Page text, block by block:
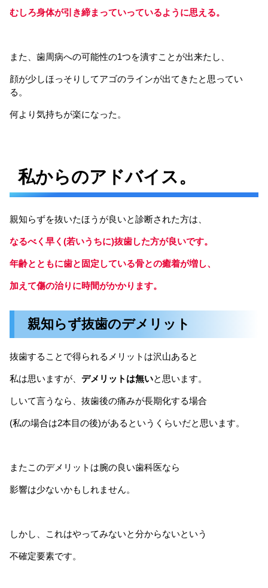
むしろ身体が引き締まっていっているように思える。
また、歯周病への可能性の1つを潰すことが出来たし、
顔が少しほっそりしてアゴのラインが出てきたと思ってい
る。
何より気持ちが楽になった。
私からのアドバイス。
親知らずを抜いたほうが良いと診断された方は、
なるべく早く(若いうちに)抜歯した方が良いです。
年齢とともに歯と固定している骨との癒着が増し、
加えて傷の治りに時間がかかります。
親知らず抜歯のデメリット
抜歯することで得られるメリットは沢山あると
私は思いますが、 デメリットは無いと思います。
しいて言うなら、抜歯後の痛みが長期化する場合
(私の場合は2本目の後)があるというくらいだと思います。
またこのデメリットは腕の良い歯科医なら
影響は少ないかもしれません。
しかし、これはやってみないと分からないという
不確定要素です。